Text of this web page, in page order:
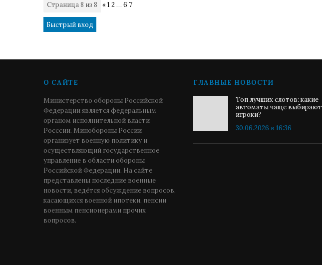
Страница8 из 8 « 1 2 … 6 7
О САЙТЕ
Министерство обороны Российской
Федерации является федеральным
органом исполнительной власти
Росссии. Минобороны России
организует военную политику и
осуществляющий государственное
управление в области обороны
Российской Федерации. На сайте
представлены последние военные
новости, ведётся обсуждение вопросов,
касающихся военной ипотеки, пенсии
военным пенсионерами прочих
вопросов.
ГЛАВНЫЕ НОВОСТИ
Топ лучших слотов: какие
автоматы чаще выбирают
игроки?
30.06.2026 в 16:36